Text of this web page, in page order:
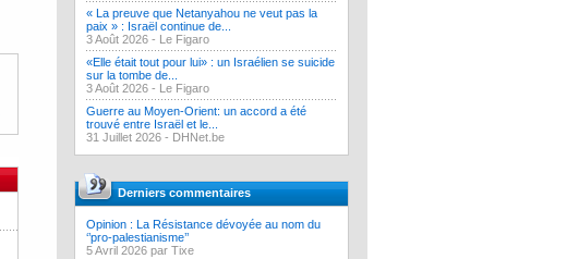
« La preuve que Netanyahou ne veut pas la
paix » : Israël continue de...
3 Août 2026 - Le Figaro
«Elle était tout pour lui» : un Israélien se suicide
sur la tombe de...
3 Août 2026 - Le Figaro
Guerre au Moyen-Orient: un accord a été
trouvé entre Israël et le...
31 Juillet 2026 - DHNet.be
Derniers commentaires
Opinion : La Résistance dévoyée au nom du
‘’pro-palestianisme’’
5 Avril 2026 par Tixe